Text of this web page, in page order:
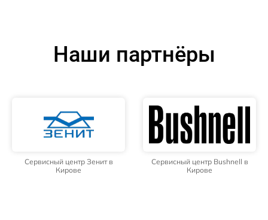
Наши партнёры
Сервисный центр Зенит в
Кирове
Сервисный центр Bushnell в
Кирове